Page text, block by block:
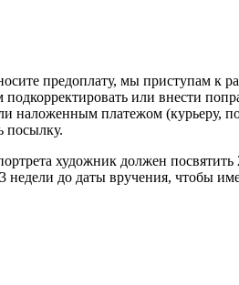
предоплату, мы приступам к
или внести
наложенным платежом (курьеру,
посылку.
художник должен
недели до даты вручения, чтобы